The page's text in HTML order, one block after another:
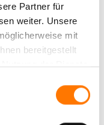
Partner für
weiter. Unsere
mit
bereitgestellt
der Dienste